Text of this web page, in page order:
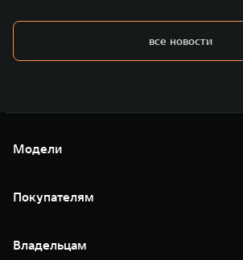
все новости
Модели
TANK 400
TANK 500
Покупателям
Тест-драйв
TANK Финансы
Владельцам